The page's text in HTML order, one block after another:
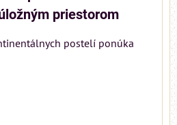
priestorom
postelí ponúka